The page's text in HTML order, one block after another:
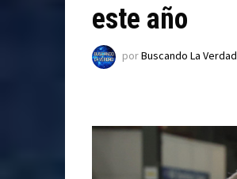
este año
porBuscando La Verdad